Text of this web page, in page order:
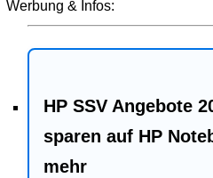
Technik
Web
Business
Werbung & Infos:
HP SSV Angebote
sparen auf HP
mehr